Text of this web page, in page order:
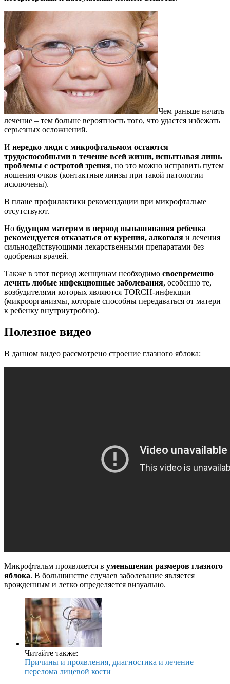
Чем раньше начать
лечение – тем больше вероятность того, что удастся избежать
серьезных осложнений.
И нередко люди с микрофтальмом остаются
трудоспособными в течение всей жизни, испытывая лишь
проблемы с остротой зрения, но это можно исправить путем
ношения очков (контактные линзы при такой патологии
исключены).
В плане профилактики рекомендации при микрофтальме
отсутствуют.
Но будущим матерям в период вынашивания ребенка
рекомендуется отказаться от курения, алкоголя и лечения
сильнодействующими лекарственными препаратами без
одобрения врачей.
Также в этот период женщинам необходимо своевременно
лечить любые инфекционные заболевания, особенно те,
возбудителями которых являются TORCH-инфекции
(микроорганизмы, которые способны передаваться от матери
к ребенку внутриутробно).
Полезное видео
В данном видео рассмотрено строение глазного яблока:
Микрофтальм проявляется в уменьшении размеров глазного
яблока. В большинстве случаев заболевание является
врожденным и легко определяется визуально.
Читайте также:
Причины и проявления, диагностика и лечение
перелома лицевой кости